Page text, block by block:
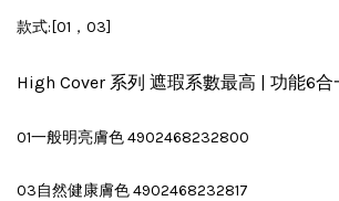
款式:[01，03]
High Cover 系列 遮瑕系數最高 | 功能6合
01一般明亮膚色 4902468232800
03自然健康膚色 4902468232817